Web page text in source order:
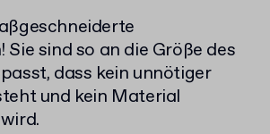
sind so an die Größe des
dass kein unnötiger
und kein Material